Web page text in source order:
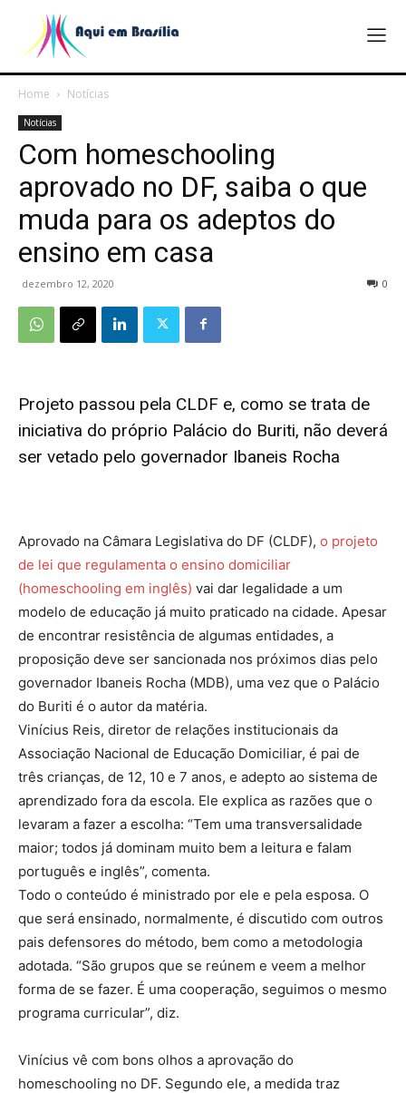
Home Notícias
Notícias
Com homeschooling
aprovado no DF, saiba o que
muda para os adeptos do
ensino em casa
dezembro 12, 2020 0
Projeto passou pela CLDF e, como se trata de
iniciativa do próprio Palácio do Buriti, não deverá
ser vetado pelo governador Ibaneis Rocha
Aprovado na Câmara Legislativa do DF (CLDF), o projeto
de lei que regulamenta o ensino domiciliar
(homeschooling em inglês) vai dar legalidade a um
modelo de educação já muito praticado na cidade. Apesar
de encontrar resistência de algumas entidades, a
proposição deve ser sancionada nos próximos dias pelo
governador Ibaneis Rocha (MDB), uma vez que o Palácio
do Buriti é o autor da matéria.
Vinícius Reis, diretor de relações institucionais da
Associação Nacional de Educação Domiciliar, é pai de
três crianças, de 12, 10 e 7 anos, e adepto ao sistema de
aprendizado fora da escola. Ele explica as razões que o
levaram a fazer a escolha: “Tem uma transversalidade
maior; todos já dominam muito bem a leitura e falam
português e inglês”, comenta.
Todo o conteúdo é ministrado por ele e pela esposa. O
que será ensinado, normalmente, é discutido com outros
pais defensores do método, bem como a metodologia
adotada. “São grupos que se reúnem e veem a melhor
forma de se fazer. É uma cooperação, seguimos o mesmo
programa curricular”, diz.
Vinícius vê com bons olhos a aprovação do
homeschooling no DF. Segundo ele, a medida traz